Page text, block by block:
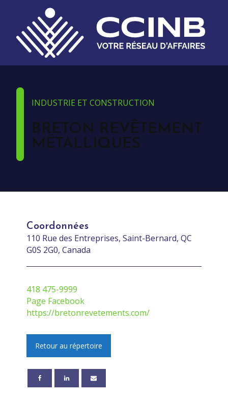
INDUSTRIE ET CONSTRUCTION
BRETON REVÊTEMENT
MÉTALLIQUES
Coordonnées
110 Rue des Entreprises, Saint-Bernard, QC
G0S 2G0, Canada
418 475-9999
Page Facebook
https://bretonrevetements.com/
Retour au répertoire